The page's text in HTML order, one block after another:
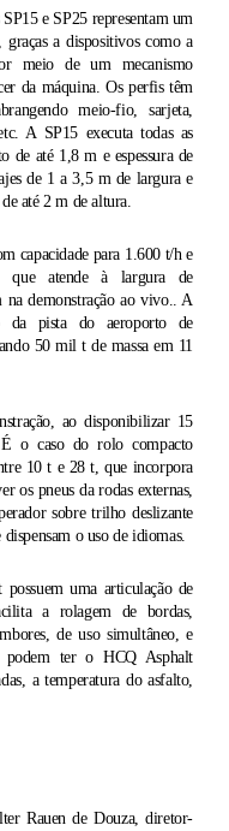
e SP25 representam um
a dispositivos como a
meio de um mecanismo
da máquina. Os perfis têm
meio-fio, sarjeta,
A SP15 executa todas as
de até 1,8 m e espessura de
de 1 a 3,5 m de largura e
até 2 m de altura.
capacidade para 1.600 t/h e
que atende à largura de
na demonstração ao vivo.. A
da pista do aeroporto de
50 mil t de massa em 11
ao disponibilizar 15
o caso do rolo compacto
10 t e 28 t, que incorpora
os pneus da rodas externas,
sobre trilho deslizante
o uso de idiomas.
uma articulação de
a rolagem de bordas,
de uso simultâneo, e
podem ter o HCQ Asphalt
a temperatura do asfalto,
Rauen de Douza, diretor-